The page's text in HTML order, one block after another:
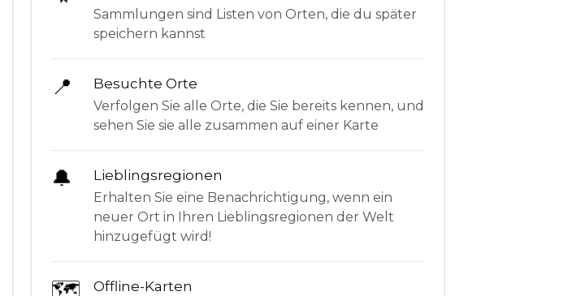
Sammlungen sind Listen von Orten, die du später
speichern kannst
📍 Besuchte Orte
Verfolgen Sie alle Orte, die Sie bereits kennen, und
sehen Sie sie alle zusammen auf einer Karte
🔔 Lieblingsregionen
Erhalten Sie eine Benachrichtigung, wenn ein
neuer Ort in Ihren Lieblingsregionen der Welt
hinzugefügt wird!
🗺 Offline-Karten